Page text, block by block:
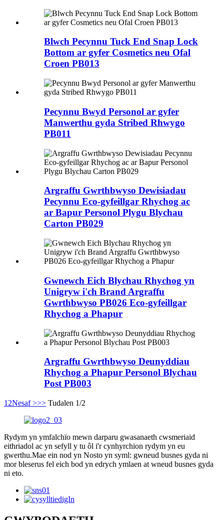
Blwch Pecynnu Tuck End Snap Lock
Bottom ar gyfer Cosmetics neu Ofal
Croen PB013
Pecynnu Bwyd Personol ar gyfer
Manwerthu gyda Stribed Rhwygo
PB011
Argraffu Gwrthbwyso Dewisiadau
Pecynnu Eco-gyfeillgar Rhychog ac
ar Bapur Personol Plygu Blychau
Carton PB029
Gwnewch Eich Blychau Rhychog yn
Unigryw i'ch Brand Argraffu
Gwrthbwyso PB026 Eco-gyfeillgar
Rhychog a Phapur
Argraffu Gwrthbwyso Deunyddiau
Rhychog a Phapur Personol Blychau
Post PB003
1 2Nesaf >>> Tudalen 1/2
Rydym yn ymfalchïo mewn darparu gwasanaeth cwsmeriaid
eithriadol ac yn sefyll y tu ôl i'r cynhyrchion rydym yn eu
gwerthu.Mae ein nod yn Nosto yn syml: gwneud busnes gyda ni
mor bleserus fel eich bod yn edrych ymlaen at wneud busnes gyda
ni eto.